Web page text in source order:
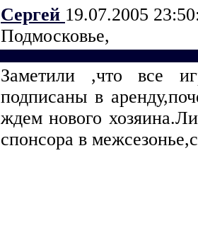
Сергей 19.07.2005
Подмосковье,
Заметили ,что все
подписаны в
ждем нового
спонсора в